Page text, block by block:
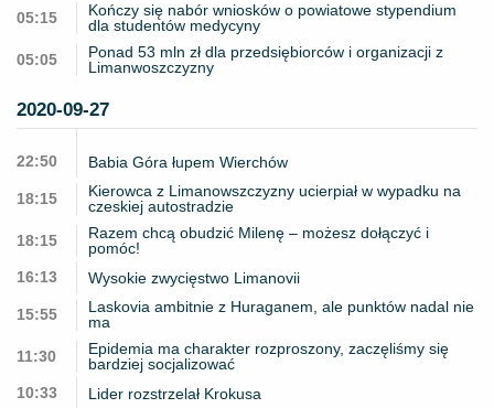
05:15
Kończy się nabór wniosków o powiatowe stypendium
dla studentów medycyny
05:05
Ponad 53 mln zł dla przedsiębiorców i organizacji z
Limanwoszczyzny
2020-09-27
22:50 Babia Góra łupem Wierchów
18:15
Kierowca z Limanowszczyzny ucierpiał w wypadku na
czeskiej autostradzie
18:15
Razem chcą obudzić Milenę – możesz dołączyć i
pomóc!
16:13
Wysokie zwycięstwo Limanovii
15:55
Laskovia ambitnie z Huraganem, ale punktów nadal nie
ma
11:30
Epidemia ma charakter rozproszony, zaczęliśmy się
bardziej socjalizować
10:33
Lider rozstrzelał Krokusa